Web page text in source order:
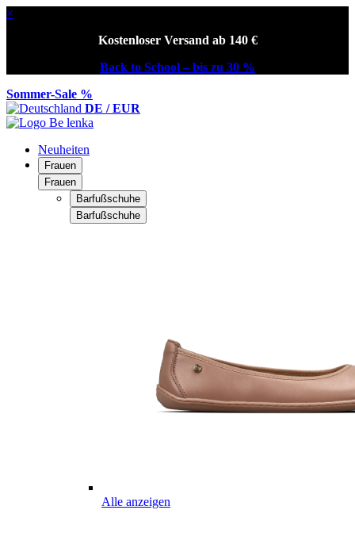
×
Kostenloser Versand ab 140 €
Back to School – bis zu 30 %
Sommer-Sale %
DE / EUR
Neuheiten
Frauen
Frauen
Barfußschuhe
Barfußschuhe
Alle anzeigen